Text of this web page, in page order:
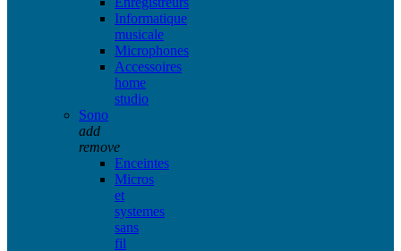
Informatique
musicale
Microphones
Accessoires
home
studio
Sono
add
remove
Enceintes
Micros
et
systemes
sans
fil